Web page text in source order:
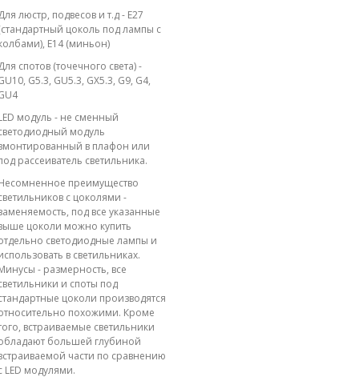
люстр, подвесов и т.д - E27
цоколь под лампы с
E14 (миньон)
спотов (точечного света) -
G5.3, GU5.3, GX5.3, G9, G4,
модуль - не сменный
модуль
в плафон или
рассеиватель светильника.
преимущество
с цоколями -
под все указанные
цоколи можно купить
светодиодные лампы и
в светильниках.
- размерность, все
и споты под
цоколи производятся
похожими. Кроме
встраиваемые светильники
большей глубиной
части по сравнению
LED модулями.